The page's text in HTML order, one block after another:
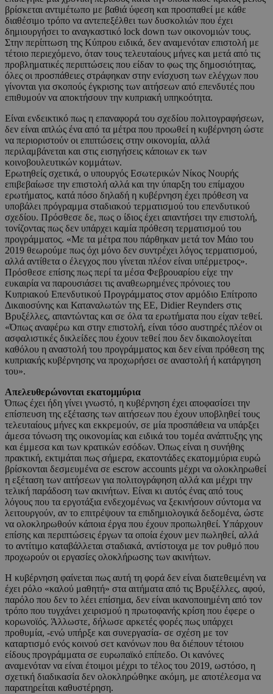
βρίσκεται αντιμέτωπο με βαθιά ύφεση και προσπαθεί με κάθε
διαθέσιμο τρόπο να αντεπεξέλθει των δυσκολιών που έχει
δημιουργήσει το αναγκαστικό lock down των οικονομιών τους.
Στην περίπτωση της Κύπρου ειδικά, δεν αναμενόταν επιστολή με
τέτοιο περιεχόμενο, όταν τους τελευταίους μήνες και μετά από τις
προβληματικές περιπτώσεις που είδαν το φως της δημοσιότητας,
όλες οι προσπάθειες στράφηκαν στην ενίσχυση των ελέγχων που
γίνονται για σκοπούς έγκρισης των αιτήσεων από επενδυτές που
επιθυμούν να αποκτήσουν την κυπριακή υπηκοότητα.
Είναι ενδεικτικό πως η επαναφορά του σχεδίου πολιτογραφήσεων,
δεν είναι απλώς ένα από τα μέτρα που προωθεί η κυβέρνηση ώστε
να περιοριστούν οι επιπτώσεις στην οικονομία, αλλά
περιλαμβάνεται και στις εισηγήσεις κάποιων εκ των
κοινοβουλευτικών κομμάτων.
Ερωτηθείς σχετικά, ο υπουργός Εσωτερικών Νίκος Νουρής
επιβεβαίωσε την επιστολή αλλά και την ύπαρξη του επίμαχου
ερωτήματος, κατά πόσο δηλαδή η κυβέρνηση έχει πρόθεση να
υποβάλει πρόγραμμα σταδιακού τερματισμού του επενδυτικού
σχεδίου. Πρόσθεσε δε, πως ο ίδιος έχει απαντήσει την επιστολή,
τονίζοντας πως δεν υπάρχει καμία πρόθεση τερματισμού του
προγράμματος. «Με τα μέτρα που πάρθηκαν μετά τον Μάιο του
2019 θεωρούμε πως όχι μόνο δεν συντρέχει λόγος τερματισμού,
αλλά αντίθετα ο έλεγχος που γίνεται πλέον είναι υπέρμετρος».
Πρόσθεσε επίσης πως περί τα μέσα Φεβρουαρίου είχε την
ευκαιρία να παρουσιάσει τις αναθεωρημένες πρόνοιες του
Κυπριακού Επενδυτικού Προγράμματος στον αρμόδιο Επίτροπο
Δικαιοσύνης και Καταναλωτών της ΕΕ, Didier Reynders στις
Βρυξέλλες, απαντώντας και σε όλα τα ερωτήματα που είχαν τεθεί.
«Όπως αναφέρω και στην επιστολή, είναι τόσο αυστηρές πλέον οι
ασφαλιστικές δικλείδες που έχουν τεθεί που δεν δικαιολογείται
καθόλου η αναστολή του προγράμματος και δεν είναι πρόθεση της
κυπριακής κυβέρνησης να προχωρήσει σε αναστολή ή κατάργηση
του».
Απελευθερώνονται εκατομμύρια
Όπως έχει ήδη γίνει γνωστό, η κυβέρνηση έχει αποφασίσει την
επίσπευση της εξέτασης των αιτήσεων που έχουν υποβληθεί τους
τελευταίους μήνες και εκκρεμούν, σε μία προσπάθεια να υπάρξει
άμεσα τόνωση της οικονομίας και ειδικά του τομέα ανάπτυξης γης
και έμμεσα και των κρατικών εσόδων. Όπως είναι η συνήθης
πρακτική, εκτιμάται πως σήμερα, εκατοντάδες εκατομμύρια ευρώ
βρίσκονται δεσμευμένα σε escrow accounts μέχρι να ολοκληρωθεί
η εξέταση των αιτήσεων για πολιτογράφηση αλλά και μέχρι την
τελική παράδοση των ακινήτων. Είναι κι αυτός ένας από τους
λόγους που τα εργοτάξια ενδεχομένως να ξεκινήσουν σύντομα να
λειτουργούν, αν το επιτρέψουν τα επιδημιολογικά δεδομένα, ώστε
να ολοκληρωθούν κάποια έργα που έχουν προπωληθεί. Υπάρχουν
επίσης και περιπτώσεις έργων τα οποία έχουν μεν πωληθεί, αλλά
το αντίτιμο καταβάλλεται σταδιακά, αντίστοιχα με τον ρυθμό που
προχωρούν οι εργασίες ολοκλήρωσης των ακινήτων.
Η κυβέρνηση φαίνεται πως αυτή τη φορά δεν είναι διατεθειμένη να
έχει ρόλο «καλού μαθητή» στα αιτήματα από τις Βρυξέλλες, αφού,
παρόλο που δεν το λέει επίσημα, δεν είναι ικανοποιημένη από τον
τρόπο που τυγχάνει χειρισμού η πρωτοφανής κρίση που έφερε ο
κορωνοϊός. Άλλωστε, δήλωσε αρκετές φορές πως υπάρχει
προθυμία, -ενώ υπήρξε και συνεργασία- σε σχέση με τον
καταρτισμό ενός κοινού σετ κανόνων που θα διέπουν τέτοιου
είδους προγράμματα σε ευρωπαϊκό επίπεδο. Οι κανόνες
αναμενόταν να είναι έτοιμοι μέχρι το τέλος του 2019, ωστόσο, η
σχετική διαδικασία δεν ολοκληρώθηκε ακόμη, με αποτέλεσμα να
παρατηρείται καθυστέρηση.